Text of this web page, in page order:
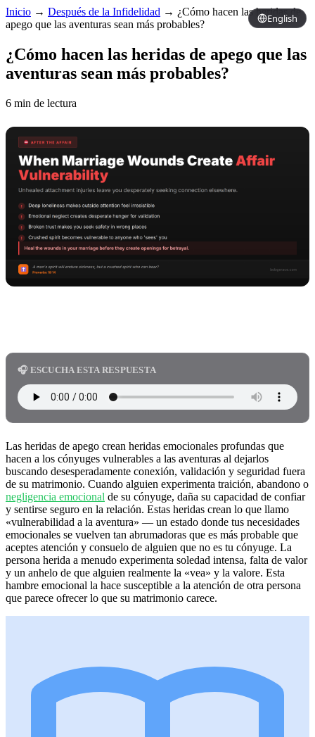
English
Inicio → Después de la Infidelidad → ¿Cómo hacen las heridas de
apego que las aventuras sean más probables?
¿Cómo hacen las heridas de apego que las
aventuras sean más probables?
6 min de lectura
🎧 ESCUCHA ESTA RESPUESTA
Las heridas de apego crean heridas emocionales profundas que
hacen a los cónyuges vulnerables a las aventuras al dejarlos
buscando desesperadamente conexión, validación y seguridad fuera
de su matrimonio. Cuando alguien experimenta traición, abandono o
negligencia emocional de su cónyuge, daña su capacidad de confiar
y sentirse seguro en la relación. Estas heridas crean lo que llamo
«vulnerabilidad a la aventura» — un estado donde tus necesidades
emocionales se vuelven tan abrumadoras que es más probable que
aceptes atención y consuelo de alguien que no es tu cónyuge. La
persona herida a menudo experimenta soledad intensa, falta de valor
y un anhelo de que alguien realmente la «vea» y la valore. Esta
hambre emocional la hace susceptible a la atención de otra persona
que parece ofrecer lo que su matrimonio carece.